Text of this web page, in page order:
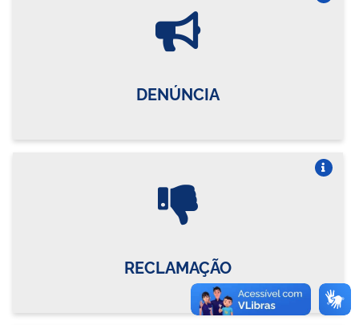
DENÚNCIA
RECLAMAÇÃO